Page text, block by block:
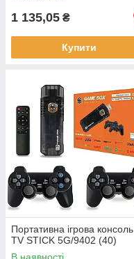
1 135,05 ₴
Купити
Портативна ігрова консоль
TV STICK 5G/9402 (40)